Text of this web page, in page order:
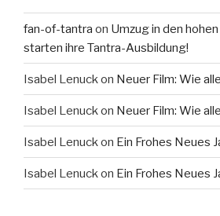
fan-of-tantra on Umzug in den
starten ihre Tantra-Ausbildung!
Isabel Lenuckon Neuer Film: Wie
Isabel Lenuckon Neuer Film: Wie
Isabel Lenuckon Ein Frohes Neues
Isabel Lenuckon Ein Frohes Neues